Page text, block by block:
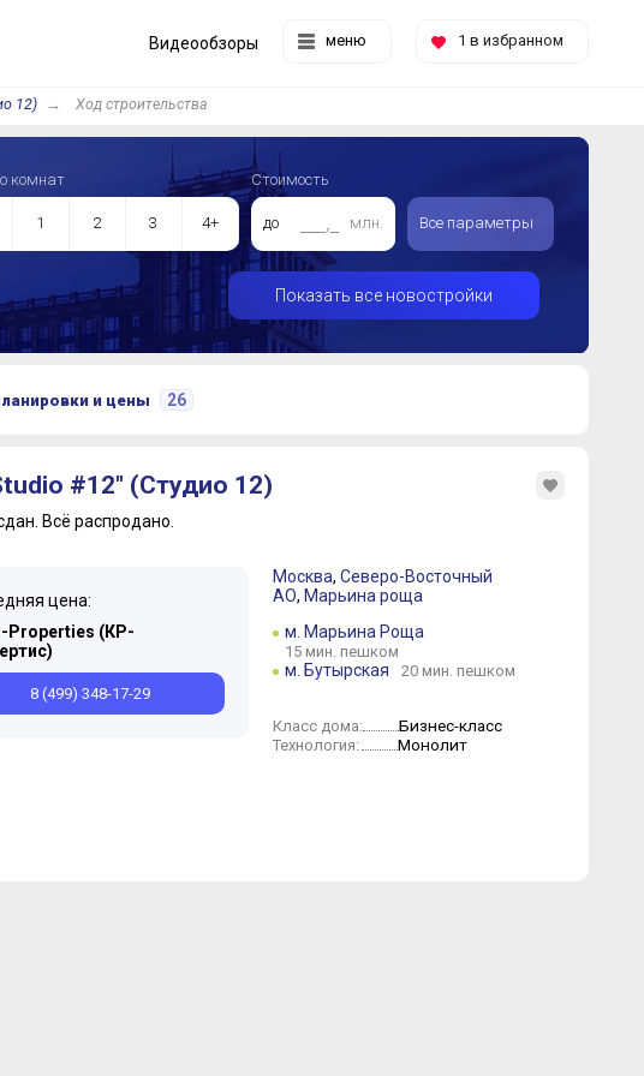
меню 1 в избранном
Видеообзоры
12) Ход строительства
комнат
1 2 3 4+
Стоимость
до млн. Все параметры
Показать все новостройки
и цены 26
Июнь Апрель Февраль Январь
Сентябрь Июнь Март Февраль Январь
#12" (Студио 12)
Всё распродано.
цена:
Properties (КР-
8 (499) 348-17-29
Москва, Северо-Восточный
АО, Марьина роща
м. Марьина Роща
15 мин. пешком
м. Бутырская 20 мин. пешком
Класс дома: Бизнес-класс
Технология: Монолит